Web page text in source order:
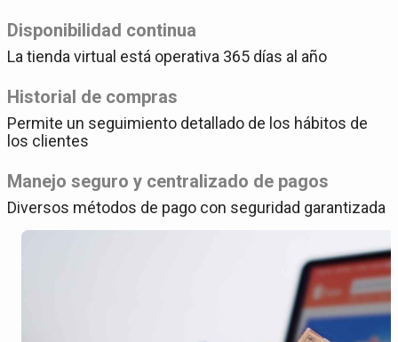
Disponibilidad continua
La tienda virtual está operativa 365 días al año
Historial de compras
Permite un seguimiento detallado de los hábitos de
los clientes
Manejo seguro y centralizado de pagos
Diversos métodos de pago con seguridad garantizada